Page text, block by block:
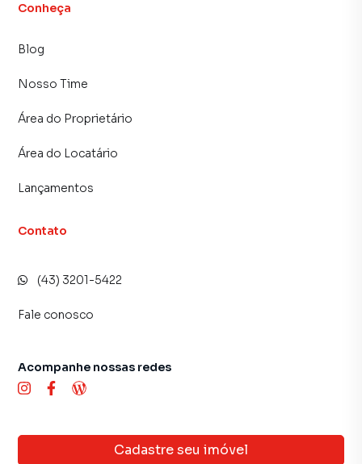
cidade, com fácil acesso a tudo e praticidade no dia a dia.
Agende já a sua visita!
Conheça
Blog
Nosso Time
Área do Proprietário
Área do Locatário
Lançamentos
Contato
(43) 3201-5422
Fale conosco
Cadastre seu imóvel
Acompanhe nossas redes